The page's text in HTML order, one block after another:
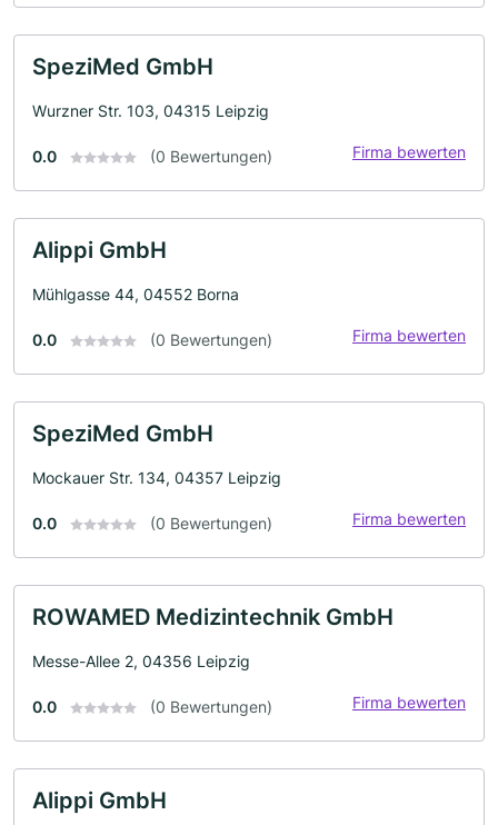
SpeziMed GmbH
Wurzner Str. 103, 04315 Leipzig
0.0 (0 Bewertungen) Firma bewerten
Alippi GmbH
Mühlgasse 44, 04552 Borna
0.0 (0 Bewertungen) Firma bewerten
SpeziMed GmbH
Mockauer Str. 134, 04357 Leipzig
0.0 (0 Bewertungen) Firma bewerten
ROWAMED Medizintechnik GmbH
Messe-Allee 2, 04356 Leipzig
0.0 (0 Bewertungen) Firma bewerten
Alippi GmbH